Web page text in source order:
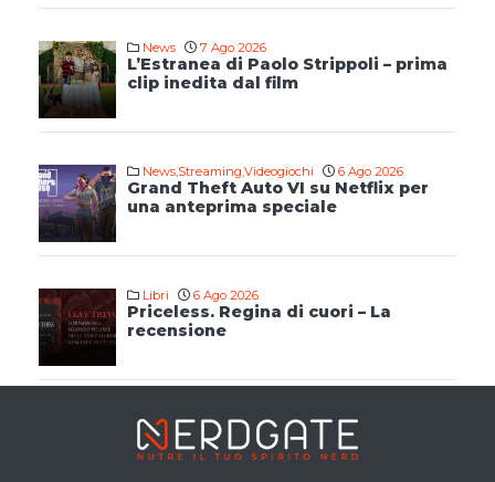
News 7 Ago 2026
L’Estranea di Paolo Strippoli – prima
clip inedita dal film
News,Streaming,Videogiochi 6 Ago 2026
Grand Theft Auto VI su Netflix per
una anteprima speciale
Libri 6 Ago 2026
Priceless. Regina di cuori – La
recensione